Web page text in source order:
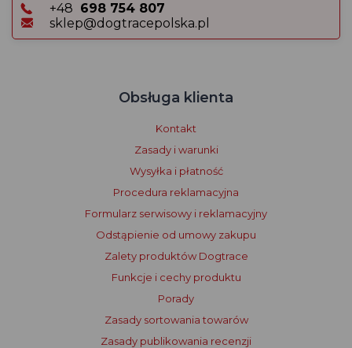
+48 698 754 807
sklep@dogtracepolska.pl
Obsługa klienta
Kontakt
Zasady i warunki
Wysyłka i płatność
Procedura reklamacyjna
Formularz serwisowy i reklamacyjny
Odstąpienie od umowy zakupu
Zalety produktów Dogtrace
Funkcje i cechy produktu
Porady
Zasady sortowania towarów
Zasady publikowania recenzji